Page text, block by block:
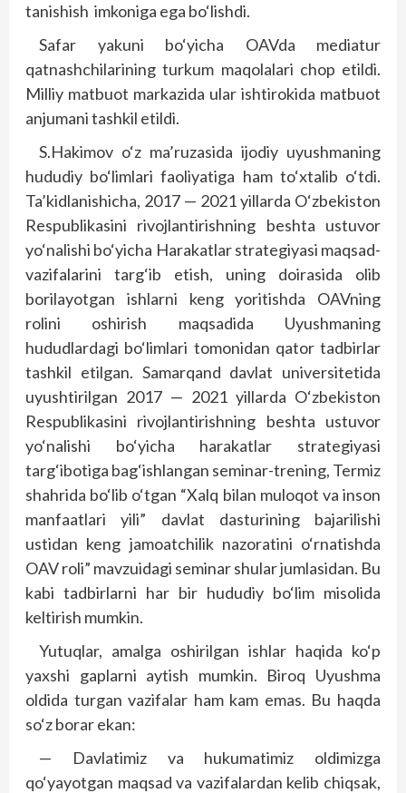
tanishish imkoniga ega bo‘lishdi.
Safar yakuni bo‘yicha OAVda mediatur
qatnashchilarining turkum maqolalari chop etildi.
Milliy matbuot markazida ular ishtirokida matbuot
anjumani tashkil etildi.
S.Hakimov o‘z ma’ruzasida ijodiy uyushmaning
hududiy bo‘limlari faoliyatiga ham to‘xtalib o‘tdi.
Ta’kidlanishicha, 2017 — 2021 yillarda O‘zbekiston
Respublikasini rivojlantirishning beshta ustuvor
yo‘nalishi bo‘yicha Harakatlar strategiyasi maqsad-
vazifalarini targ‘ib etish, uning doirasida olib
borilayotgan ishlarni keng yoritishda OAVning
rolini oshirish maqsadida Uyushmaning
hududlardagi bo‘limlari tomonidan qator tadbirlar
tashkil etilgan. Samarqand davlat universitetida
uyushtirilgan 2017 — 2021 yillarda O‘zbekiston
Respublikasini rivojlantirishning beshta ustuvor
yo‘nalishi bo‘yicha harakatlar strategiyasi
targ‘ibotiga bag‘ishlangan seminar-trening, Termiz
shahrida bo‘lib o‘tgan “Xalq bilan muloqot va inson
manfaatlari yili” davlat dasturining bajarilishi
ustidan keng jamoatchilik nazoratini o‘rnatishda
OAV roli” mavzuidagi seminar shular jumlasidan. Bu
kabi tadbirlarni har bir hududiy bo‘lim misolida
keltirish mumkin.
Yutuqlar, amalga oshirilgan ishlar haqida ko‘p
yaxshi gaplarni aytish mumkin. Biroq Uyushma
oldida turgan vazifalar ham kam emas. Bu haqda
so‘z borar ekan:
— Davlatimiz va hukumatimiz oldimizga
qo‘yayotgan maqsad va vazifalardan kelib chiqsak,